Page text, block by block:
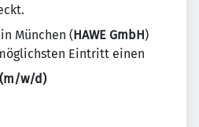
München (HAWE GmbH)
Eintritt einen
w/d)